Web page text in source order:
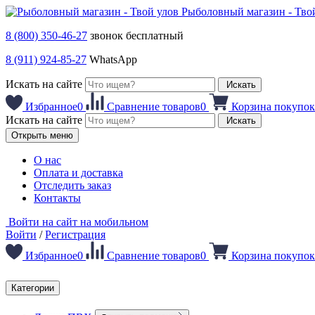
Рыболовный магазин -
8 (800) 350-46-27 звонок бесплатный
8 (911) 924-85-27 WhatsApp
Искать на сайте Искать
Избранное0 Сравнение товаров0 Корзина покупок
Искать на сайте
Искать
Открыть меню
О нас
Оплата и доставка
Отследить заказ
Контакты
Войти на сайт на мобильном
Войти /Регистрация
Избранное0 Сравнение товаров0 Корзина покупок
Категории